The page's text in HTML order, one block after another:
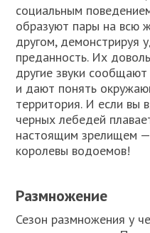
социальным
образуют пары на всю
другом, демонстрируя
преданность. Их
другие звуки
и дают понять
территория. И если вы
черных лебедей
настоящим зрелищем —
королевы водоемов!
Размножение
Сезон размножения у